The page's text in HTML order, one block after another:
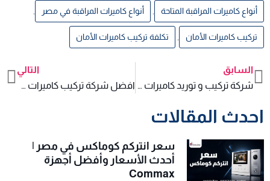
أنواع كاميرات المراقبة المتاحة , أنواع كاميرات المراقبة في مصر ,
تركيب كاميرات الأمان , تكلفة تركيب كاميرات الأمان
Prev
السابق
شركة تركيب و توريد كاميرات مراقبة للشارع
التالي
افضل شركة تركيب كاميرات مراقبة منزلية
احدث المقالات
سعر انتركم كوماكس في مصر |
أحدث الأسعار وأفضل أجهزة
Commax